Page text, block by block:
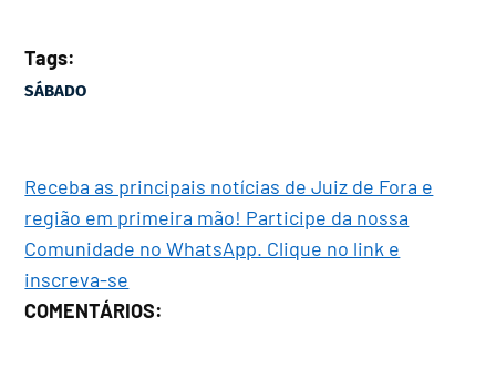
Tags:
SÁBADO
Receba as principais notícias de Juiz de Fora e
região em primeira mão! Participe da nossa
Comunidade no WhatsApp. Clique no link e
inscreva-se
COMENTÁRIOS: